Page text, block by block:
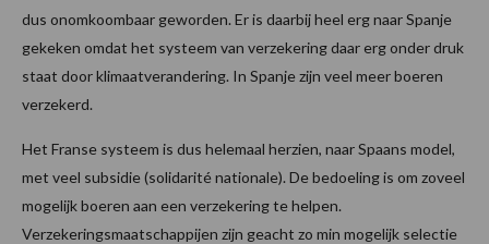
dus onomkoombaar geworden. Er is daarbij heel erg naar Spanje
gekeken omdat het systeem van verzekering daar erg onder druk
staat door klimaatverandering. In Spanje zijn veel meer boeren
verzekerd.
Het Franse systeem is dus helemaal herzien, naar Spaans model,
met veel subsidie (solidarité nationale). De bedoeling is om zoveel
mogelijk boeren aan een verzekering te helpen.
Verzekeringsmaatschappijen zijn geacht zo min mogelijk selectie